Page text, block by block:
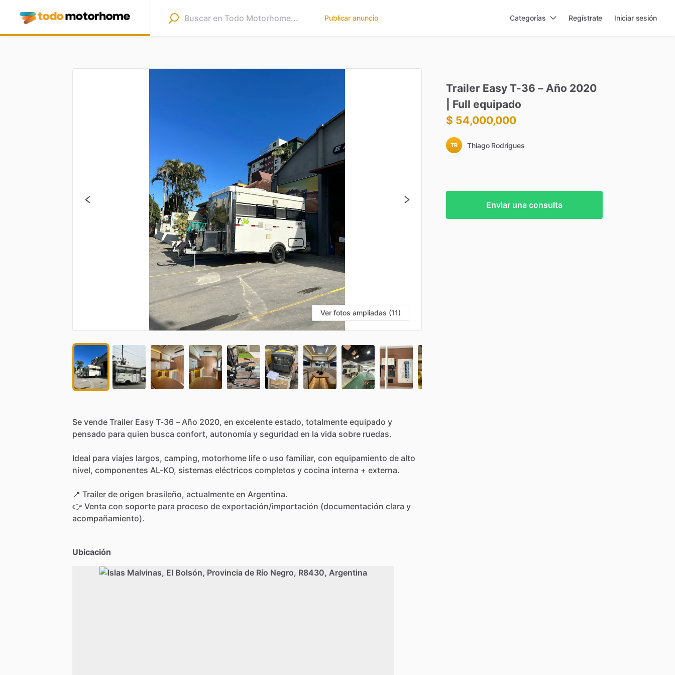
Publicar anuncio Categorías Regístrate Iniciar sesión
Ver fotos ampliadas (11)
Se vende Trailer Easy T-36 – Año 2020, en excelente estado, totalmente equipado y
pensado para quien busca confort, autonomía y seguridad en la vida sobre ruedas.
Ideal para viajes largos, camping, motorhome life o uso familiar, con equipamiento de alto
nivel, componentes AL-KO, sistemas eléctricos completos y cocina interna + externa.
📍 Trailer de origen brasileño, actualmente en Argentina.
👉 Venta con soporte para proceso de exportación​/​importación (documentación clara y
acompañamiento).
Ubicación
Trailer Easy T-36 – Año 2020
Full equipado
$ 54,000,000
TR Thiago Rodrigues
Enviar una consulta